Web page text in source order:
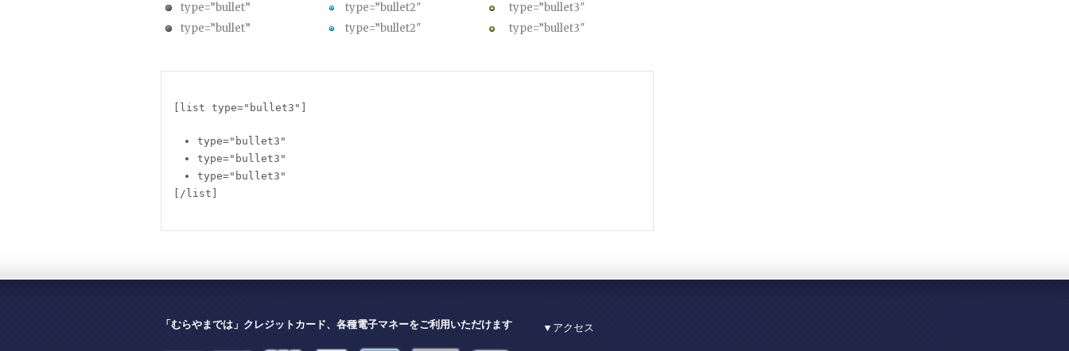
type=”bullet”
type=”bullet”
type=”bullet2″
type=”bullet2″
type=”bullet3″
type=”bullet3″
[list type="bullet3"]
type="bullet3"
type="bullet3"
type="bullet3"
[/list]
「むらやまでは」クレジットカード、各種電子マネーをご利用いただけます ▼アクセス